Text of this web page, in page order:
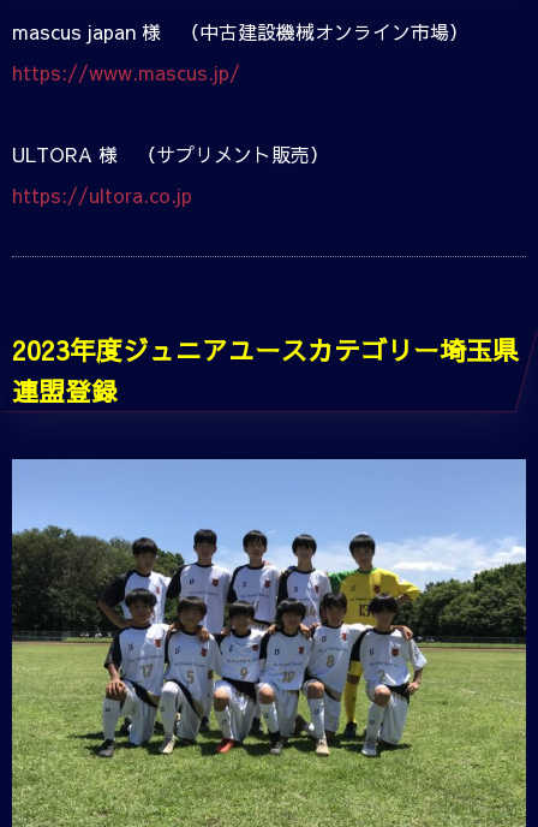
mascus japan 様 （中古建設機械オンライン市場）
https://www.mascus.jp/
ULTORA 様 （サプリメント販売）
https://ultora.co.jp
2023年度ジュニアユースカテゴリー埼玉県
連盟登録